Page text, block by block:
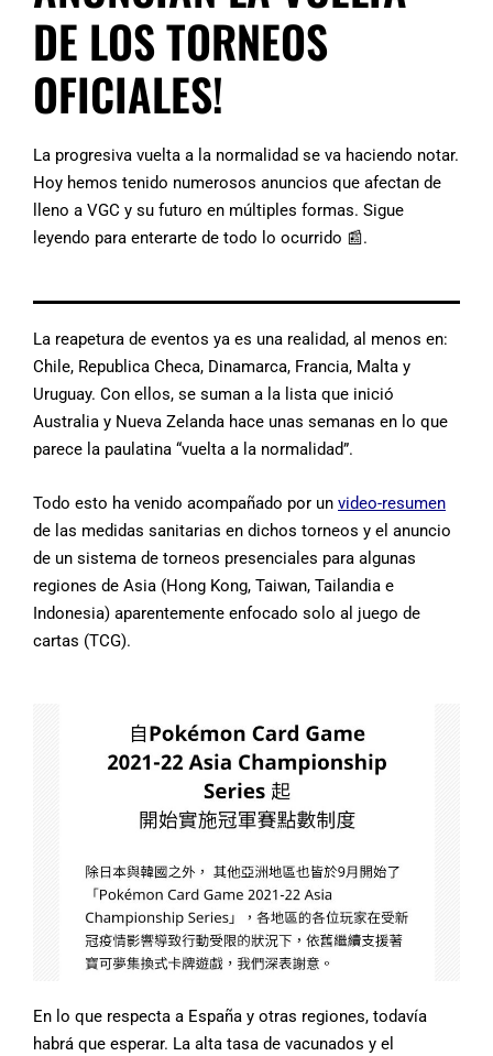
DE LOS TORNEOS
OFICIALES!
La progresiva vuelta a la normalidad se va haciendo notar.
Hoy hemos tenido numerosos anuncios que afectan de
lleno a VGC y su futuro en múltiples formas. Sigue
leyendo para enterarte de todo lo ocurrido 📰.
La reapetura de eventos ya es una realidad, al menos en:
Chile, Republica Checa, Dinamarca, Francia, Malta y
Uruguay. Con ellos, se suman a la lista que inició
Australia y Nueva Zelanda hace unas semanas en lo que
parece la paulatina “vuelta a la normalidad”.
Todo esto ha venido acompañado por un video-resumen
de las medidas sanitarias en dichos torneos y el anuncio
de un sistema de torneos presenciales para algunas
regiones de Asia (Hong Kong, Taiwan, Tailandia e
Indonesia) aparentemente enfocado solo al juego de
cartas (TCG).
En lo que respecta a España y otras regiones, todavía
habrá que esperar. La alta tasa de vacunados y el